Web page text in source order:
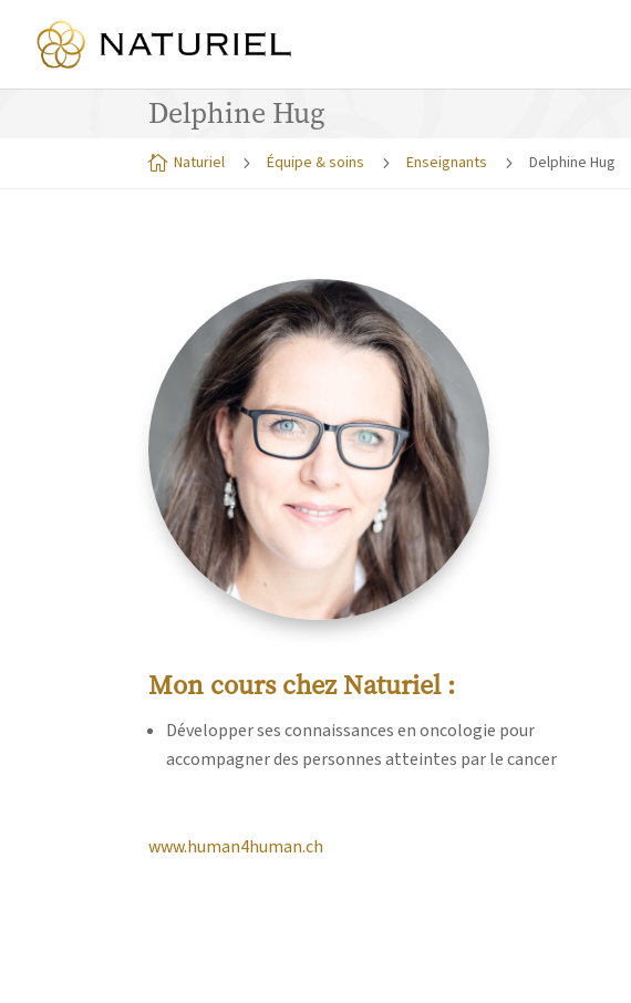
Delphine Hug
 Naturiel 5 Équipe & soins 5 Enseignants 5 Delphine Hug
Mon cours chez Naturiel :
Développer ses connaissances en oncologie pour
accompagner des personnes atteintes par le cancer
www.human4human.ch